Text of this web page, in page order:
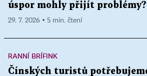
úspor mohly přijít problémy?
29. 7. 2026 ▪ 5 min. čtení
RANNÍ BRÍFINK
Čínských turistů